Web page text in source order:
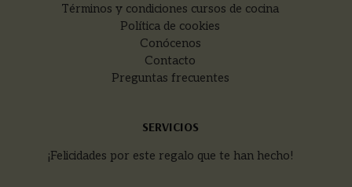
Términos y condiciones cursos de cocina
Política de cookies
Conócenos
Contacto
Preguntas frecuentes
SERVICIOS
¡Felicidades por este regalo que te han hecho!